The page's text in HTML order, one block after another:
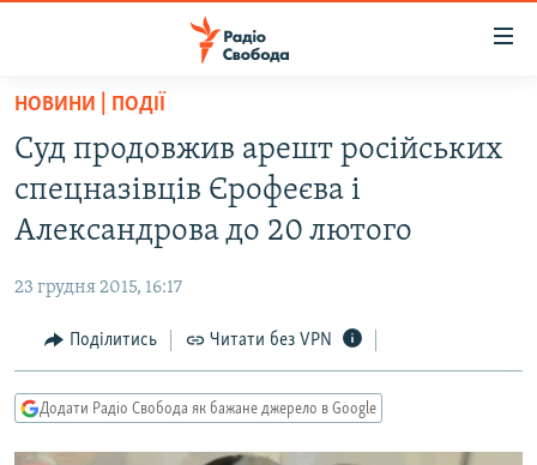
Перейти
основного
матеріалу
Перейти
до
основної
навігації
Перейти
до
пошуку
ВСЕ ЗА ДОБУ
СТАТТІ
ЕКОНОМІКА
СУСПІЛЬСТВО
РОСІЙСЬКА «ФІЛЬТРАЦІЯ»
ДОНБАС.РЕАЛІЇ
ТИ ЯК?
НОВИНИ | ПОДІЇ
Суд продовжив арешт російських
спецназівців Єрофеєва і
Александрова до 20 лютого
23 грудня 2015, 16:17
Поділитись Читати без VPN
Додати Радіо Свобода як бажане джерело в Google